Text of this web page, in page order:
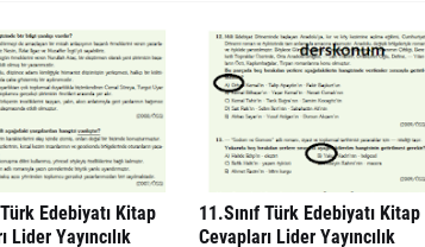
Türk Edebiyatı Kitap
Lider Yayıncılık
11.Sınıf Türk Edebiyatı Kitap
Cevapları Lider Yayıncılık